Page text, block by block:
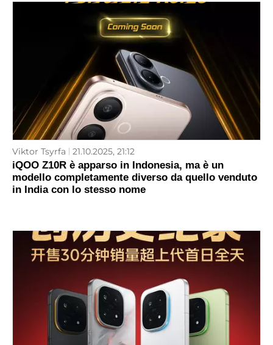
Viktor Tsyrfa 21.10.2025, 21:12
iQOO Z10R è apparso in Indonesia, ma è un
modello completamente diverso da quello venduto
in India con lo stesso nome